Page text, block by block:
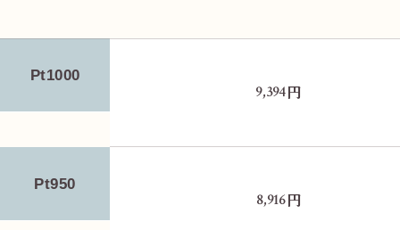
Pt1000
9,394円
Pt950
8,916円